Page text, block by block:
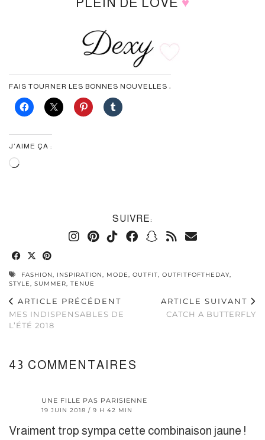
FAIS TOURNER LES BONNES NOUVELLES :
J’AIME ÇA :
Chargement…
SUIVRE:
FASHION, INSPIRATION, MODE, OUTFIT, OUTFITFOFTHEDAY,
STYLE, SUMMER, TENUE
ARTICLE PRÉCÉDENT
MES INDISPENSABLES DE
L’ÉTÉ 2018
ARTICLE SUIVANT
CATCH A BUTTERFLY
43 COMMENTAIRES
UNE FILLE PAS PARISIENNE
19 JUIN 2018 / 9 H 42 MIN
Vraiment trop sympa cette combinaison jaune !